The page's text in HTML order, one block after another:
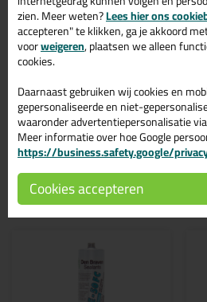
verschillende toepassingen. Een
welke makkelijk te verwerken is.
kleur zoekt met gegarandeerd een
Ottoseal S51 310ml in kleur Den
voorraad en op werkdagen besteld =
Wil je meer weten over de toepassing
product?Lees alles over dit product >
Gerelateerde
zien. Meer weten?Lees hier ons
accepteren" te klikken, ga je akkoord
voorweigeren, plaatsen we alleen
cookies.
Daarnaast gebruiken wij cookies en
gepersonaliseerde en niet-
waaronder advertentiepersonalisatie
Meer informatie over hoe Google
https://business.safety.google/
Cookies accepteren